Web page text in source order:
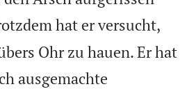
hat er versucht,
Ohr zu hauen. Er hat
ausgemachte